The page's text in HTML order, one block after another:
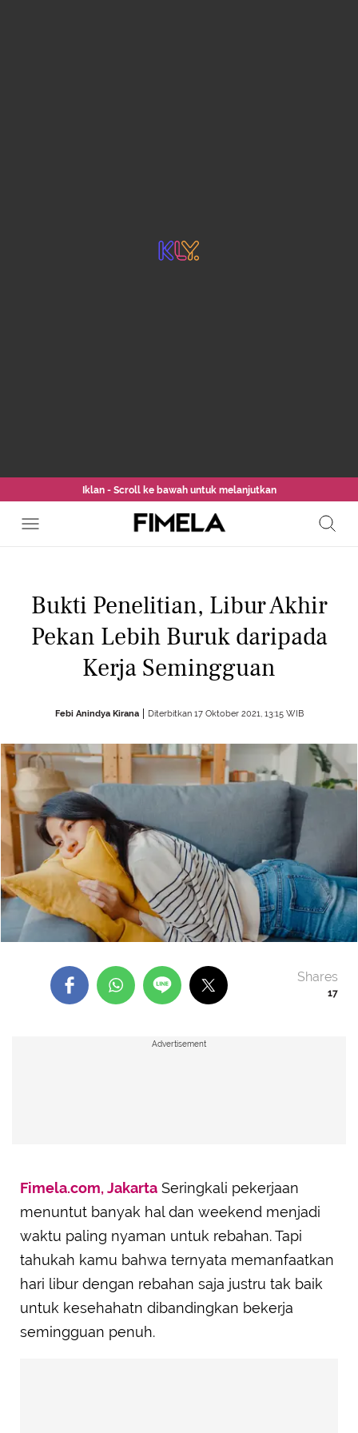
Iklan - Scroll ke bawah untuk melanjutkan
Bukti Penelitian, Libur Akhir
Pekan Lebih Buruk daripada
Kerja Semingguan
Febi Anindya Kirana Diterbitkan 17 Oktober 2021, 13:15 WIB
17
Shares
Advertisement
Fimela.com, Jakarta Seringkali pekerjaan
menuntut banyak hal dan weekend menjadi
waktu paling nyaman untuk rebahan. Tapi
tahukah kamu bahwa ternyata memanfaatkan
hari libur dengan rebahan saja justru tak baik
untuk kesehahatn dibandingkan bekerja
semingguan penuh.